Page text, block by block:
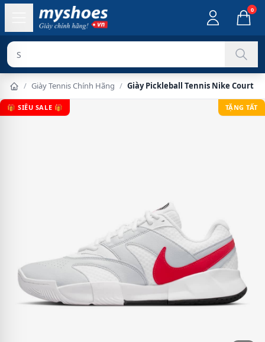
0
Sản phẩm ch
/ Giày Tennis Chính Hãng / Giày Pickleball Tennis Nike Court
🎁 SIÊU SALE 🎁 TẶNG TẤT